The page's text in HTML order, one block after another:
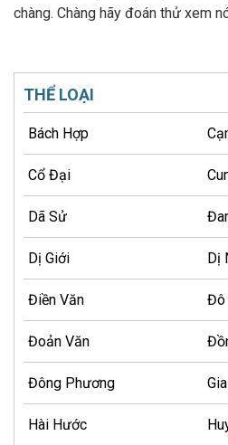
chàng. Chàng hãy đoán thử xem
THỂ LOẠI
Bách Hợp
Cổ Đại
Dã Sử
Dị Giới Dị
Điền Văn Đô
Đoản Văn
Đông Phương
Hài Hước